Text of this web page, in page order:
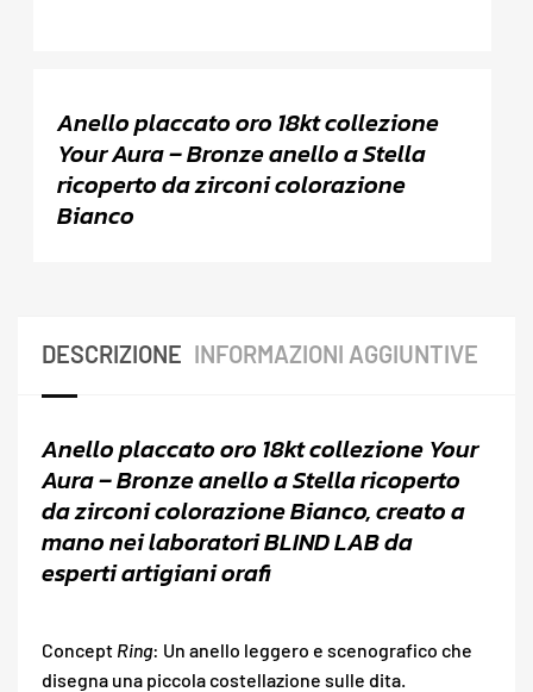
Anello placcato oro 18kt collezione
Your Aura – Bronze anello a Stella
ricoperto da zirconi colorazione
Bianco
DESCRIZIONE INFORMAZIONI AGGIUNTIVE
Anello placcato oro 18kt collezione Your
Aura – Bronze anello a Stella ricoperto
da zirconi colorazione Bianco, creato a
mano nei laboratori BLIND LAB da
esperti artigiani orafi
Concept Ring: Un anello leggero e scenografico che
disegna una piccola costellazione sulle dita.